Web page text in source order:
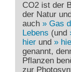
CO2ist der
der Natur
auch
Gas
Lebens (und
hierund
genannt,
Pflanzen
zur